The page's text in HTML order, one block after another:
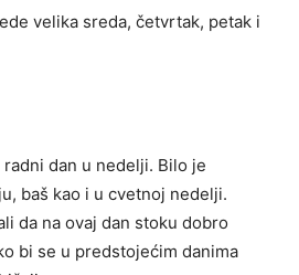
velika sreda, četvrtak, petak i
dan u nedelji. Bilo je
baš kao i u cvetnoj nedelji.
da na ovaj dan stoku dobro
bi se u predstojećim danima